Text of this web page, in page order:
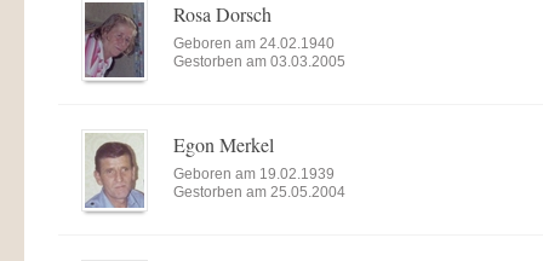
Rosa Dorsch
Geboren am 24.02.1940
Gestorben am 03.03.2005
Egon Merkel
Geboren am 19.02.1939
Gestorben am 25.05.2004